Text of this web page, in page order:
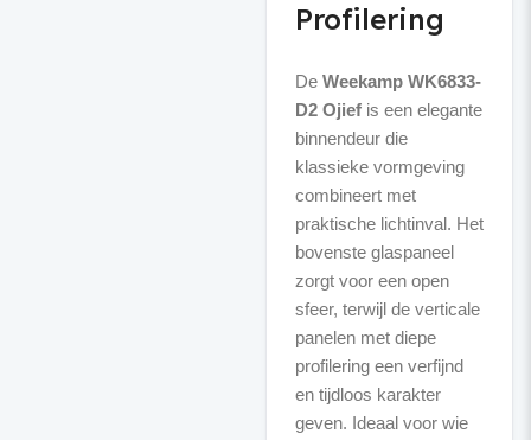
Profilering
De Weekamp WK6833-
D2 Ojiefis een elegante
binnendeur die
klassieke vormgeving
combineert met
praktische lichtinval. Het
bovenste glaspaneel
zorgt voor een open
sfeer, terwijl de verticale
panelen met diepe
profilering een verfijnd
en tijdloos karakter
geven. Ideaal voor wie